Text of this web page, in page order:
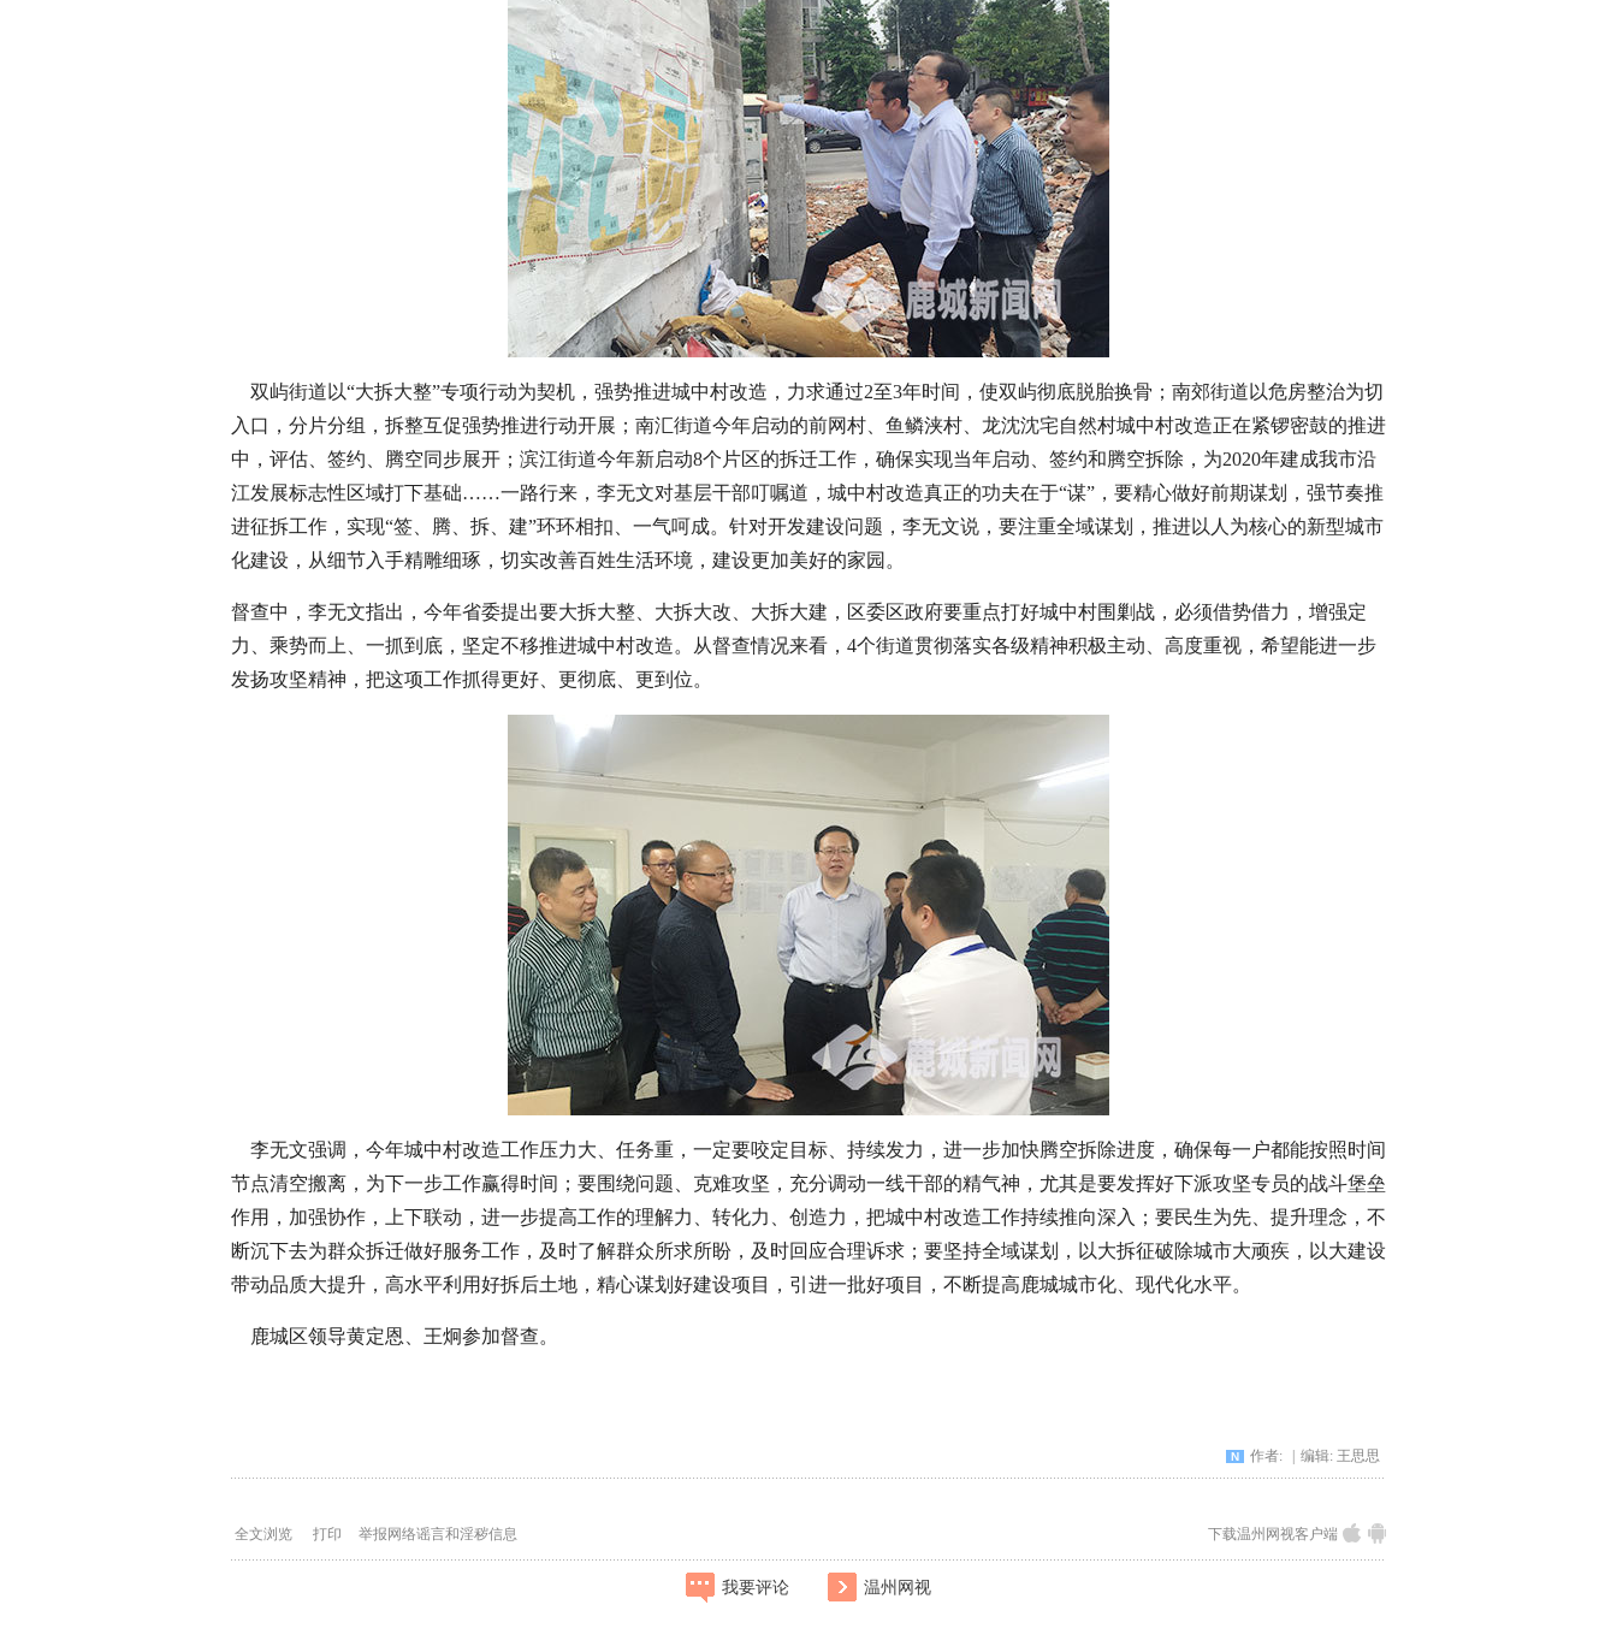
双屿街道以“大拆大整”专项行动为契机，强势推进城中村改造，力求通过2至3年时间，使双屿彻底脱胎换骨；南郊街道以危房整治为切
入口，分片分组，拆整互促强势推进行动开展；南汇街道今年启动的前网村、鱼鳞浃村、龙沈沈宅自然村城中村改造正在紧锣密鼓的推进
中，评估、签约、腾空同步展开；滨江街道今年新启动8个片区的拆迁工作，确保实现当年启动、签约和腾空拆除，为2020年建成我市沿
江发展标志性区域打下基础……一路行来，李无文对基层干部叮嘱道，城中村改造真正的功夫在于“谋”，要精心做好前期谋划，强节奏推
进征拆工作，实现“签、腾、拆、建”环环相扣、一气呵成。针对开发建设问题，李无文说，要注重全域谋划，推进以人为核心的新型城市
化建设，从细节入手精雕细琢，切实改善百姓生活环境，建设更加美好的家园。
督查中，李无文指出，今年省委提出要大拆大整、大拆大改、大拆大建，区委区政府要重点打好城中村围剿战，必须借势借力，增强定
力、乘势而上、一抓到底，坚定不移推进城中村改造。从督查情况来看，4个街道贯彻落实各级精神积极主动、高度重视，希望能进一步
发扬攻坚精神，把这项工作抓得更好、更彻底、更到位。
李无文强调，今年城中村改造工作压力大、任务重，一定要咬定目标、持续发力，进一步加快腾空拆除进度，确保每一户都能按照时间
节点清空搬离，为下一步工作赢得时间；要围绕问题、克难攻坚，充分调动一线干部的精气神，尤其是要发挥好下派攻坚专员的战斗堡垒
作用，加强协作，上下联动，进一步提高工作的理解力、转化力、创造力，把城中村改造工作持续推向深入；要民生为先、提升理念，不
断沉下去为群众拆迁做好服务工作，及时了解群众所求所盼，及时回应合理诉求；要坚持全域谋划，以大拆征破除城市大顽疾，以大建设
带动品质大提升，高水平利用好拆后土地，精心谋划好建设项目，引进一批好项目，不断提高鹿城城市化、现代化水平。
鹿城区领导黄定恩、王炯参加督查。
N 作者: 编辑: 王思思
下载温州网视客户端
apple
store
全文浏览 打印 举报网络谣言和淫秽信息
我要评论 温州网视